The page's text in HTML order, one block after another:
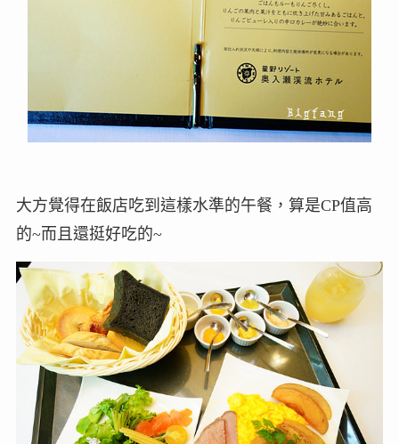
大方覺得在飯店吃到這樣水準的午餐，算是CP值高
的~而且還挺好吃的~